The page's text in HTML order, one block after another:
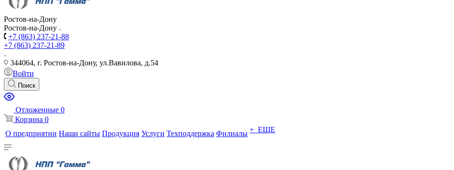
Ростов-на-Дону
Ростов-на-Дону
+7 (863) 237-21-88
+7 (863) 237-21-89
344064, г. Ростов-на-Дону, ул.Вавилова, д.54
Войти
Поиск
Отложенные 0
Корзина 0
О предприятии Наши сайты Продукция Услуги Техподдержка Филиалы + ЕЩЕ